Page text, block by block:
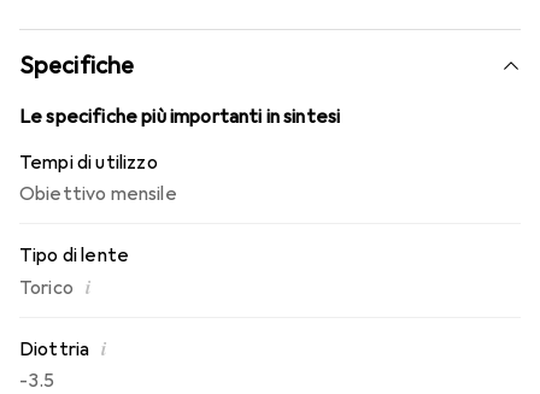
conosci. Comfort e assenza di fastidi per tutto il giorno
con le lenti mensili.
Specifiche
Le specifiche più importanti in sintesi
Tempi di utilizzo
Obiettivo mensile
Tipo di lente
Torico i
Diottria i
-3.5